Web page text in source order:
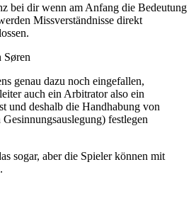
bei dir wenn am Anfang die Bedeutung
Missverständnisse direkt
Søren
genau dazu noch eingefallen,
auch ein Arbitrator also ein
und deshalb die Handhabung von
festlegen
sogar, aber die Spieler können mit